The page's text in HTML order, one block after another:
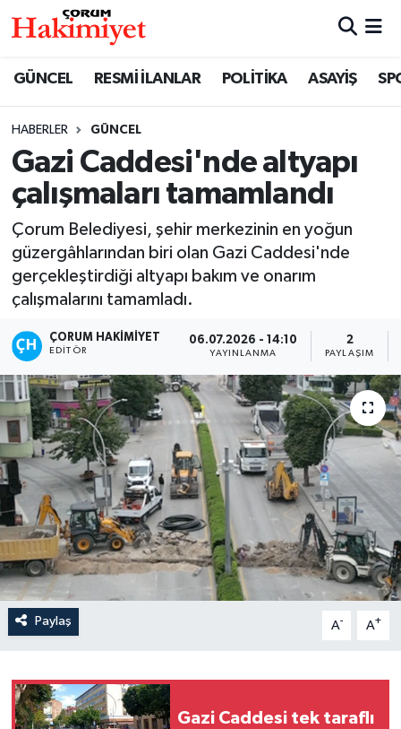
GÜNCEL RESMİ İLANLAR POLİTİKA ASAYİŞ
HABERLER GÜNCEL
Gazi Caddesi'nde altyapı
çalışmaları tamamlandı
Çorum Belediyesi, şehir merkezinin en yoğun
güzergâhlarından biri olan Gazi Caddesi'nde
gerçekleştirdiği altyapı bakım ve onarım
çalışmalarını tamamladı.
ÇORUM HAKIMIYET
EDITÖR
06.07.2026 - 14:10
YAYINLANMA
2
PAYLAŞIM
Paylaş A- A+
Gazi Caddesi tek taraflı
SAĞLIK
ASAYİŞ
EKONOMİ
GÜNCEL
AKTÜEL
EĞİTİM
İLÇELER
OTOPARK
TEKNOLOJİ
Nöbetçi Eczaneler
Çorum Namaz Vakitleri
Trafik Durumu
Süper Lig Puan Durumu ve Fikstür
Tüm Manşetler
Son Dakika Haberleri
Haber Arşivi